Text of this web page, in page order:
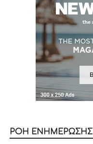
ΡΟΗ ΕΝΗΜΕΡΩΣΗΣ